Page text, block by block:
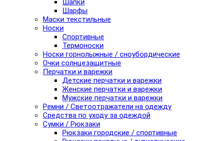
Шапки
Шарфы
Маски текстильные
Носки
Спортивные
Термоноски
Носки горнолыжные / сноубордические
Очки солнцезащитные
Перчатки и варежки
Детские перчатки и варежки
Женские перчатки и варежки
Мужские перчатки и варежки
Ремни / Светоотражатели на одежду
Средства по уходу за одеждой
Сумки / Рюкзаки
Рюкзаки городские / спортивные